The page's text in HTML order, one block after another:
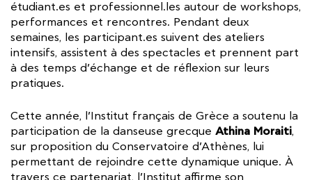
étudiant.es et professionnel.les autour de workshops,
performances et rencontres. Pendant deux
semaines, les participant.es suivent des ateliers
intensifs, assistent à des spectacles et prennent part
à des temps d’échange et de réflexion sur leurs
pratiques.
Cette année, l’Institut français de Grèce a soutenu la
participation de la danseuse grecque Athina Moraiti,
sur proposition du Conservatoire d’Athènes, lui
permettant de rejoindre cette dynamique unique. À
travers ce partenariat, l’Institut affirme son